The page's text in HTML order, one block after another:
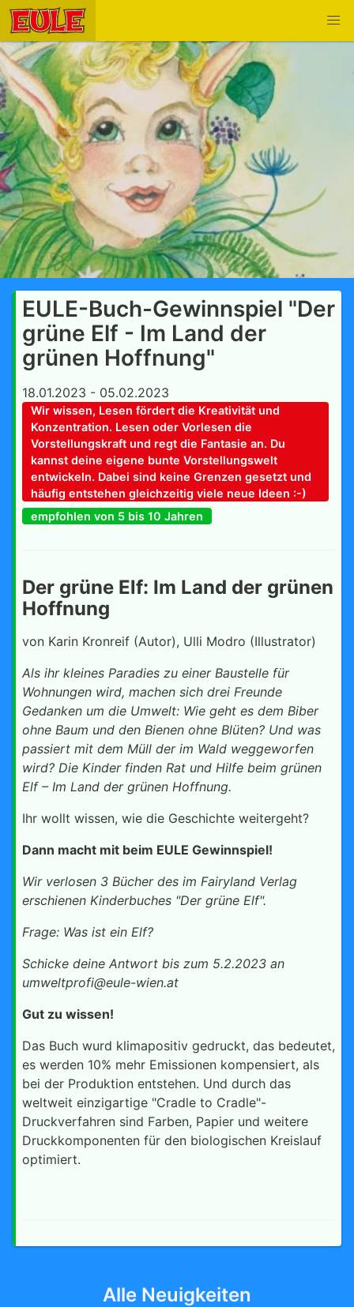
EULE-Buch-Gewinnspiel "Der
grüne Elf - Im Land der
grünen Hoffnung"
18.01.2023 - 05.02.2023
Wir wissen, Lesen fördert die Kreativität und
Konzentration. Lesen oder Vorlesen die
Vorstellungskraft und regt die Fantasie an. Du
kannst deine eigene bunte Vorstellungswelt
entwickeln. Dabei sind keine Grenzen gesetzt und
häufig entstehen gleichzeitig viele neue Ideen :-)
empfohlen von 5 bis 10 Jahren
Der grüne Elf: Im Land der grünen
Hoffnung
von Karin Kronreif (Autor), Ulli Modro (Illustrator)
Als ihr kleines Paradies zu einer Baustelle für
Wohnungen wird, machen sich drei Freunde
Gedanken um die Umwelt: Wie geht es dem Biber
ohne Baum und den Bienen ohne Blüten? Und was
passiert mit dem Müll der im Wald weggeworfen
wird? Die Kinder finden Rat und Hilfe beim grünen
Elf – Im Land der grünen Hoffnung.
Ihr wollt wissen, wie die Geschichte weitergeht?
Dann macht mit beim EULE Gewinnspiel!
Wir verlosen 3 Bücher des im Fairyland Verlag
erschienen Kinderbuches "Der grüne Elf".
Frage: Was ist ein Elf?
Schicke deine Antwort bis zum 5.2.2023 an
umweltprofi@eule-wien.at
Gut zu wissen!
Das Buch wurd klimapositiv gedruckt, das bedeutet,
es werden 10% mehr Emissionen kompensiert, als
bei der Produktion entstehen. Und durch das
weltweit einzigartige "Cradle to Cradle"-
Druckverfahren sind Farben, Papier und weitere
Druckkomponenten für den biologischen Kreislauf
optimiert.
Alle Neuigkeiten